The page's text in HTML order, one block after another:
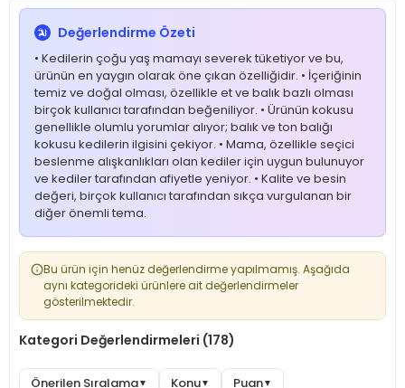
Değerlendirme Özeti
• Kedilerin çoğu yaş mamayı severek tüketiyor ve bu,
ürünün en yaygın olarak öne çıkan özelliğidir. • İçeriğinin
temiz ve doğal olması, özellikle et ve balık bazlı olması
birçok kullanıcı tarafından beğeniliyor. • Ürünün kokusu
genellikle olumlu yorumlar alıyor; balık ve ton balığı
kokusu kedilerin ilgisini çekiyor. • Mama, özellikle seçici
beslenme alışkanlıkları olan kediler için uygun bulunuyor
ve kediler tarafından afiyetle yeniyor. • Kalite ve besin
değeri, birçok kullanıcı tarafından sıkça vurgulanan bir
diğer önemli tema.
Bu ürün için henüz değerlendirme yapılmamış. Aşağıda
aynı kategorideki ürünlere ait değerlendirmeler
gösterilmektedir.
Kategori Değerlendirmeleri (178)
Önerilen Sıralama▼ Konu▼ Puan▼